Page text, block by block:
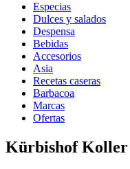
Especias
Dulces y salados
Despensa
Bebidas
Accesorios
Asia
Recetas caseras
Barbacoa
Marcas
Ofertas
Kürbishof Koller